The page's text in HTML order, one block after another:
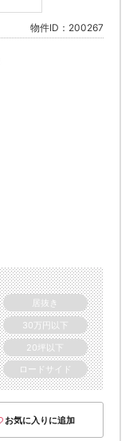
物件ID：200267
居抜き
30万円以下
20坪以下
ロードサイド
お気に入りに追加